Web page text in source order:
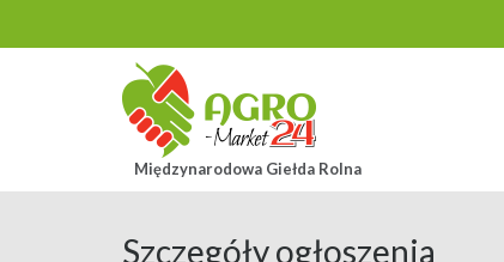
Międzynarodowa Giełda Rolna
Szczegóły ogłoszenia